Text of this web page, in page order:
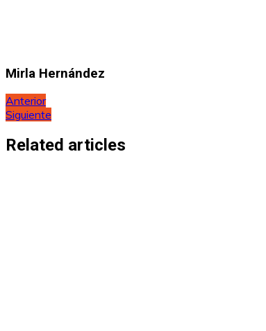
Mirla Hernández
Navegación
de
entradas
Anterior
Siguiente
Related articles